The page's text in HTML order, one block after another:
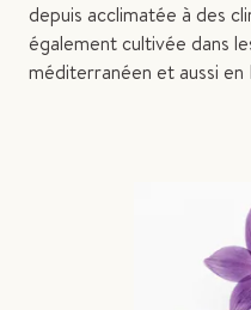
depuis acclimatée à des
également cultivée dans
méditerranéen et aussi en